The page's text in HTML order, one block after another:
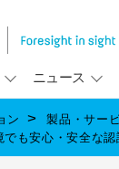
ニュース
ン 製品・サー
も安心・安全な